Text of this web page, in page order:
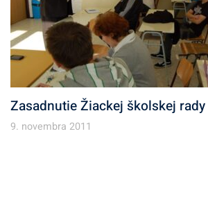
Zasadnutie Žiackej školskej rady
9. novembra 2011